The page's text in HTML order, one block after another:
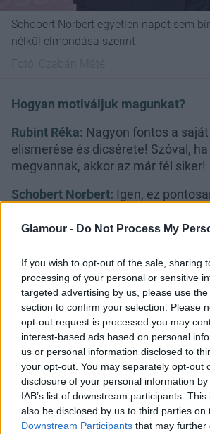
Glamour - Do Not Process My
If you wish to opt-out of the sale, sharing
processing of your personal or sensitive
targeted advertising by us, please use
section to confirm your selection. Please
opt-out request is processed you may
interest-based ads based on personal
us or personal information disclosed to
your opt-out. You may separately opt-out
disclosure of your personal information
IAB’s list of downstream participants.
also be disclosed by us to third parties on
Downstream Participants that may further
Schobert Norbert egyetlen napot sem
nélkül elmondása szerint
Hogyan motiváljuk magunkat?
Rubint Réka: Nagyon fontos a
elismerése és dicsérete! Szóval,
megvannak, akkor az már fél siker!
Schobert Norbert: Igen, ez
Kövér voltam és negyven éve
Ránézek az emberekre és
tudom, hogyan lehet motiválni
ember más és más, de van, akit a
a párkapcsolatával, a karrierjével,
miatti szorongással. lehet
fogalmazni, hogy egy igazi kiképző
felemeli az embereket a gödörből.